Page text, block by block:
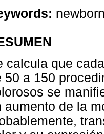
calcula que
50 a 150
se
aumento de la